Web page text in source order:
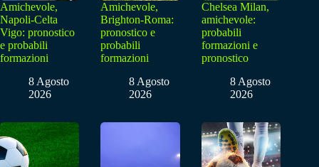
Amichevole,
Napoli-Celta
Vigo: pronostico
e probabili
formazioni
8 Agosto
2026
Amichevole,
Brighton-Roma:
pronostico e
probabili
formazioni
8 Agosto
2026
Chelsea Milan,
amichevole:
probabili
formazioni e
pronostico
8 Agosto
2026